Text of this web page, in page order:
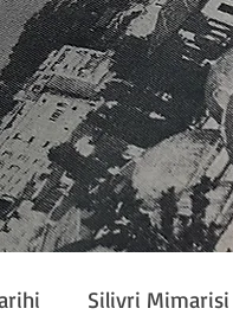
Silivri Mimarisi